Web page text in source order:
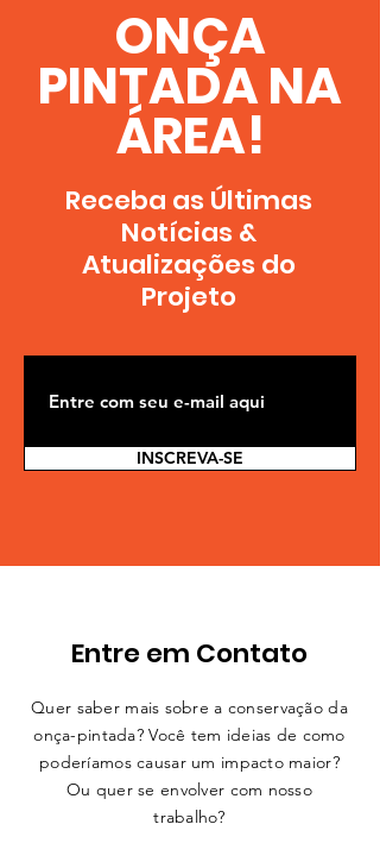
ONÇA
PINTADA NA
ÁREA!
Receba as Últimas
Notícias &
Atualizações do
Projeto
INSCREVA-SE
Entre em Contato
Quer saber mais sobre a conservação da
onça-pintada? Você tem ideias de como
poderíamos causar um impacto maior?
Ou quer se envolver com nosso
trabalho?